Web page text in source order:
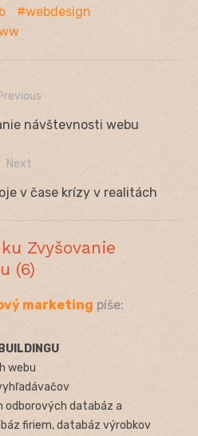
webdesign
návštevnosti webu
Next
v čase krízy v realitách
Zvyšovanie
(6)
marketing píše:
webu
odborových databáz a
firiem, databáz výrobkov